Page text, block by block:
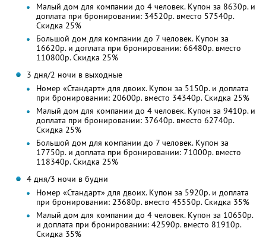
Малый дом для компании до 4 человек. Купон за 8630р. и
доплата при бронировании: 34520р. вместо 57540р.
Скидка 25%
Большой дом для компании до 7 человек. Купон за
16620р. и доплата при бронировании: 66480р. вместо
110800р. Скидка 25%
3 дня/2 ночи в выходные
Номер «Стандарт» для двоих. Купон за 5150р. и доплата
при бронировании: 20600р. вместо 34340р. Скидка 25%
Малый дом для компании до 4 человек. Купон за 9410р. и
доплата при бронировании: 37640р. вместо 62740р.
Скидка 25%
Большой дом для компании до 7 человек. Купон за
17750р. и доплата при бронировании: 71000р. вместо
118340р. Скидка 25%
4 дня/3 ночи в будни
Номер «Стандарт» для двоих. Купон за 5920р. и доплата
при бронировании: 23680р. вместо 45550р. Скидка 35%
Малый дом для компании до 4 человек. Купон за 10650р.
и доплата при бронировании: 42590р. вместо 81910р.
Скидка 35%